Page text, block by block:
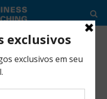
•INDÚSTRIA•